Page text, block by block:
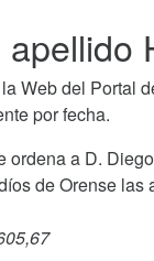
Web del Portal
por fecha.
a D.
de Orense